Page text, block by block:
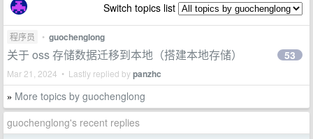
Switch topics list
程序员 • guochenglong
关于 oss 存储数据迁移到本地（搭建本地存储）
Mar 21, 2024 • Lastly replied bypanzhc
53
» More topics by guochenglong
guochenglong's recent replies